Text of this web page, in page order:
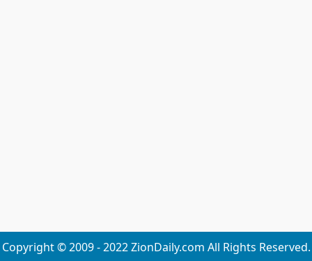
Copyright © 2009 - 2022 ZionDaily.com All Rights Reserved.